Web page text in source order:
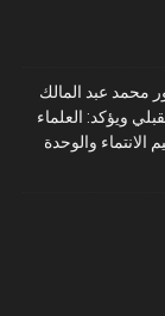
محمد عبد المالك
ويؤكد: العلماء
والوحدة